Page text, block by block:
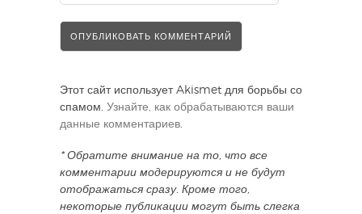
Этот сайт использует Akismet для борьбы со
спамом. Узнайте, как обрабатываются ваши
данные комментариев.
* Обратите внимание на то, что все
комментарии модерируются и не будут
отображаться сразу. Кроме того,
некоторые публикации могут быть слегка